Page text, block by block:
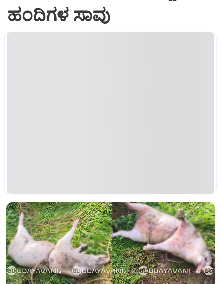
ಹಂದಿಗಳ ಸಾವು